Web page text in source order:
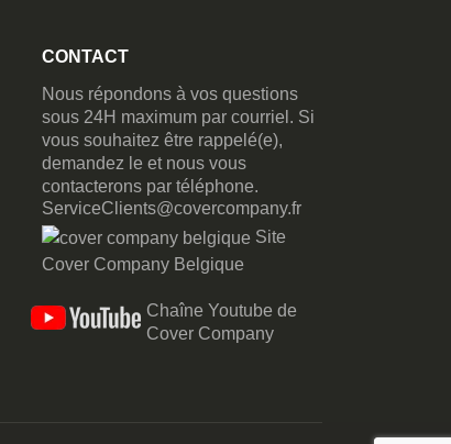
CONTACT
Nous répondons à vos questions
sous 24H maximum par courriel. Si
vous souhaitez être rappelé(e),
demandez le et nous vous
contacterons par téléphone.
ServiceClients@covercompany.fr
Site
Cover Company Belgique
Chaîne Youtube de
Cover Company